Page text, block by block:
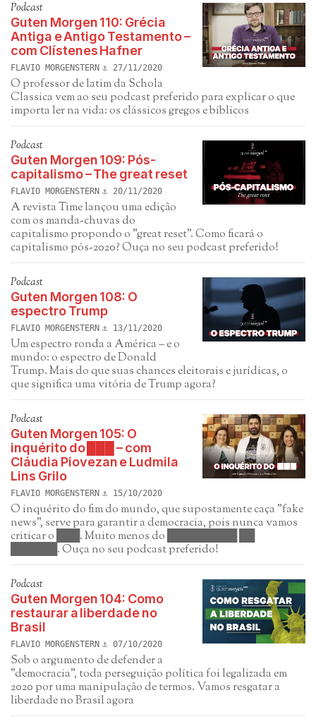
Podcast
Guten Morgen 110: Grécia
Antiga e Antigo Testamento –
com Clístenes Hafner
FLAVIO MORGENSTERN 27/11/2020
O professor de latim da Schola
Classica vem ao seu podcast preferido para explicar o que
importa ler na vida: os clássicos gregos e bíblicos
Podcast
Guten Morgen 109: Pós-
capitalismo – The great reset
FLAVIO MORGENSTERN 20/11/2020
A revista Time lançou uma edição
com os manda-chuvas do
capitalismo propondo o "great reset". Como ficará o
capitalismo pós-2020? Ouça no seu podcast preferido!
Podcast
Guten Morgen 108: O
espectro Trump
FLAVIO MORGENSTERN 13/11/2020
Um espectro ronda a América – e o
mundo: o espectro de Donald
Trump. Mais do que suas chances eleitorais e jurídicas, o
que significa uma vitória de Trump agora?
Podcast
Guten Morgen 105: O
inquérito do ███ – com
Cláudia Piovezan e Ludmila
Lins Grilo
FLAVIO MORGENSTERN 15/10/2020
O inquérito do fim do mundo, que supostamente caça "fake
news", serve para garantir a democracia, pois nunca vamos
criticar o ███. Muito menos do █████████ ██
██████. Ouça no seu podcast preferido!
Podcast
Guten Morgen 104: Como
restaurar a liberdade no
Brasil
FLAVIO MORGENSTERN 07/10/2020
Sob o argumento de defender a
"democracia", toda perseguição política foi legalizada em
2020 por uma manipulação de termos. Vamos resgatar a
liberdade no Brasil agora